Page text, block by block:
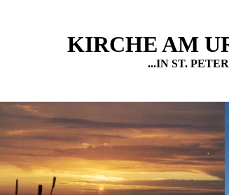
KIRCHE AM
...IN ST.